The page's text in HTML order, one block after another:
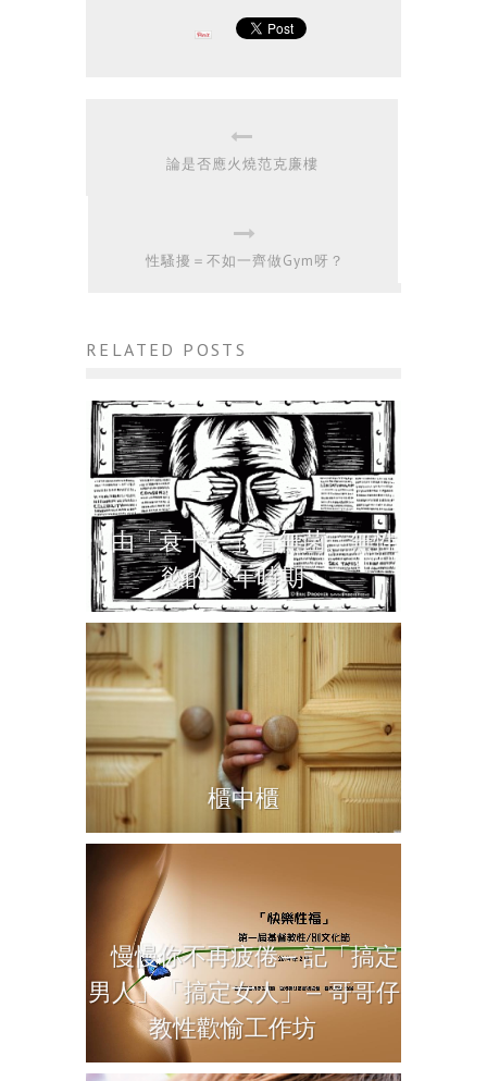
論是否應火燒范克廉樓
性騷擾＝不如一齊做Gym呀？
RELATED POSTS
由「衰十一」看無菌、無性
慾的少年時期
櫃中櫃
慢慢你不再疲倦— 記「搞定
男人」「搞定女人」— 哥哥仔
教性歡愉工作坊